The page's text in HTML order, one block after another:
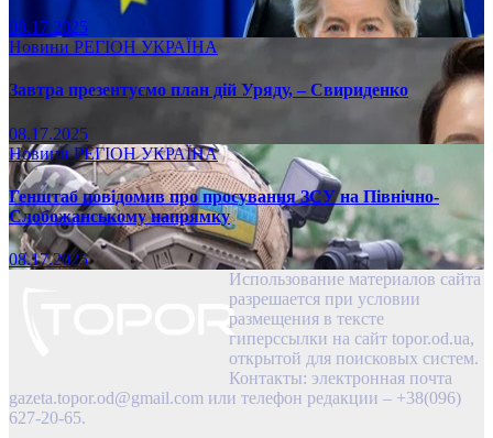
08.17.2025
Новини РЕГІОН УКРАЇНА
Завтра презентуємо план дій Уряду, – Свириденко
08.17.2025
НовиниРЕГІОНУКРАЇНА
Генштаб повідомив про просування ЗСУ на Північно-
Слобожанському напрямку
08.17.2025
Использование материалов сайта
разрешается при условии
размещения в тексте
гиперссылки на сайт topor.od.ua,
открытой для поисковых систем.
Контакты: электронная почта
gazeta.topor.od@gmail.com или телефон редакции – +38(096)
627-20-65.